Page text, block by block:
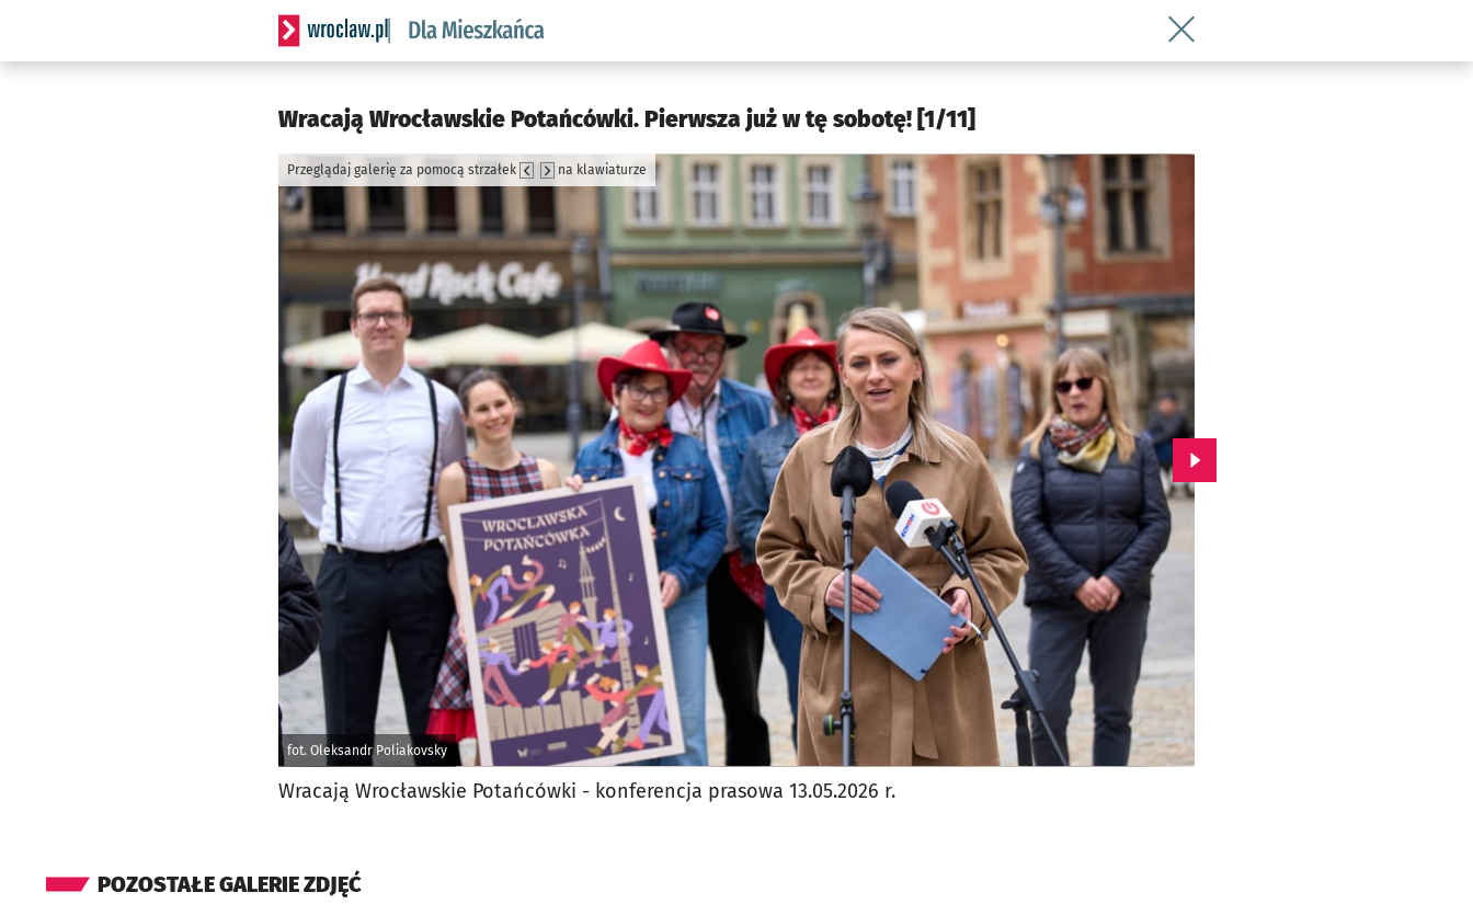
Serwis informacyjny wroclaw.pl podserwis: Dla mieszkańca
Wróć do artykułu Wracają
Wracają Wrocławskie Potańcówki. Pierwsza już w tę sobotę! [1/11]
fot. Oleksandr Poliakovsky
Przeglądaj galerię za pomocą strzałek na klawiaturze
Przejdź do kolejnego zdjęcia.
Wracają Wrocławskie Potańcówki - konferencja prasowa 13.05.2026 r.
POZOSTAŁE GALERIE ZDJĘĆ